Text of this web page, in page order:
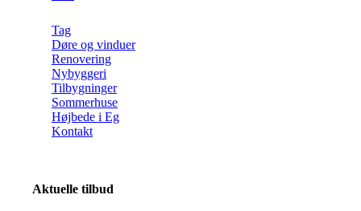
Tag
Døre og vinduer
Renovering
Nybyggeri
Tilbygninger
Sommerhuse
Højbede i Eg
Kontakt
Aktuelle tilbud